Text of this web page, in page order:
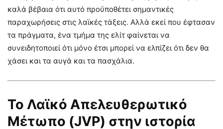
καλά βέβαια ότι αυτό προϋποθέτει σημαντικές
παραχωρήσεις στις λαϊκές τάξεις. Αλλά εκεί που έφτασαν
τα πράγματα, ένα τμήμα της ελίτ φαίνεται να
συνειδητοποιεί ότι μόνο έτσι μπορεί να ελπίζει ότι δεν θα
χάσει και τα αυγά και τα πασχάλια.
Το Λαϊκό Απελευθερωτικό
Μέτωπο (JVP) στην ιστορία